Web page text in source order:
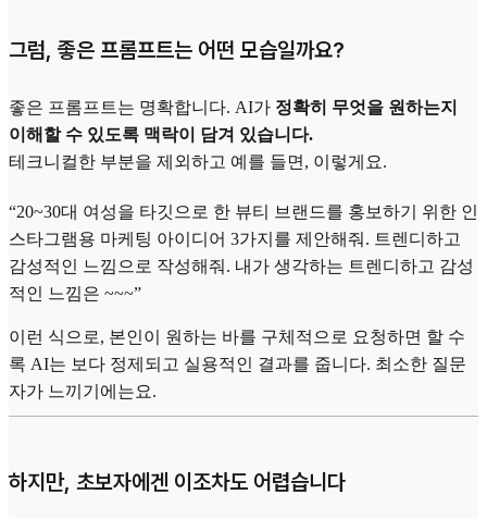
그럼, 좋은 프롬프트는 어떤 모습일까요?
좋은 프롬프트는 명확합니다. AI가 정확히 무엇을 원하는지
이해할 수 있도록 맥락이 담겨 있습니다.
테크니컬한 부분을 제외하고 예를 들면, 이렇게요.
“20~30대 여성을 타깃으로 한 뷰티 브랜드를 홍보하기 위한 인
스타그램용 마케팅 아이디어 3가지를 제안해줘. 트렌디하고
감성적인 느낌으로 작성해줘. 내가 생각하는 트렌디하고 감성
적인 느낌은 ~~~”
이런 식으로, 본인이 원하는 바를 구체적으로 요청하면 할 수
록 AI는 보다 정제되고 실용적인 결과를 줍니다. 최소한 질문
자가 느끼기에는요.
하지만, 초보자에겐 이조차도 어렵습니다